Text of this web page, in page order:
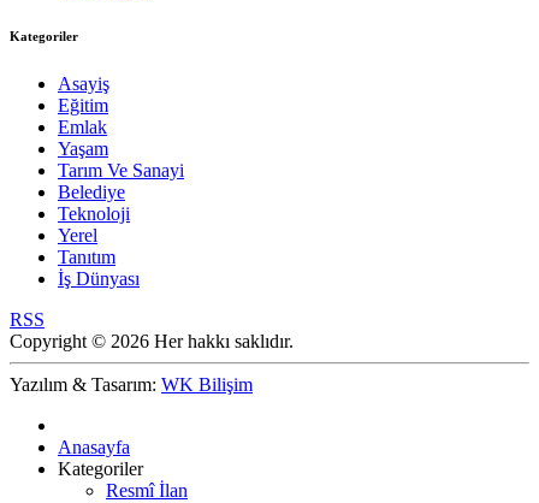
Kategoriler
Asayiş
Eğitim
Emlak
Yaşam
Tarım Ve Sanayi
Belediye
Teknoloji
Yerel
Tanıtım
İş Dünyası
RSS
Copyright © 2026 Her hakkı saklıdır.
Yazılım & Tasarım: WK Bilişim
Anasayfa
Kategoriler
Resmî İlan